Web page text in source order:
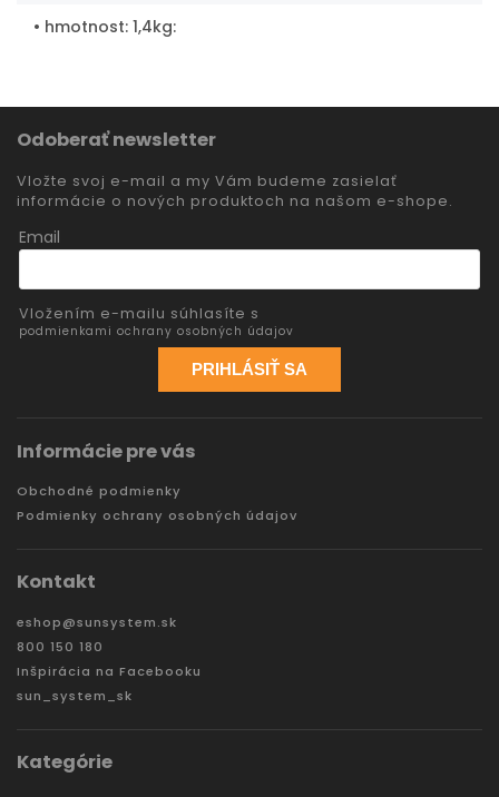
• hmotnost: 1,4kg:
Odoberať newsletter
Vložte svoj e-mail a my Vám budeme zasielať
informácie o nových produktoch na našom e-shope.
Email
Vložením e-mailu súhlasíte s
podmienkami ochrany osobných údajov
PRIHLÁSIŤ SA
Informácie pre vás
Obchodné podmienky
Podmienky ochrany osobných údajov
Kontakt
eshop@sunsystem.sk
800 150 180
Inšpirácia na Facebooku
sun_system_sk
Kategórie